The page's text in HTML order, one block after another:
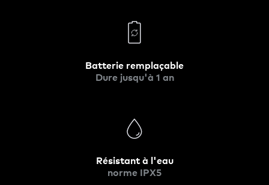
Batterie remplaçable
Dure jusqu'à 1 an
Résistant à l'eau
norme IPX5